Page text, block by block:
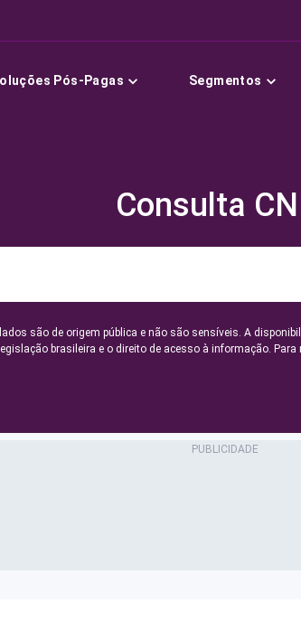
Pós-Pagas Segmentos
Consulta
são de origem pública e não são sensíveis. A
legislação brasileira e o direito de acesso à informação.